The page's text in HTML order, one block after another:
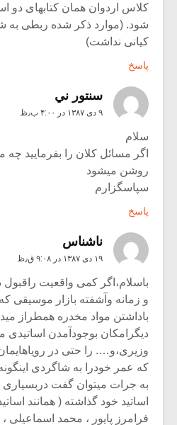
کلاس اردوان همان کتابهای دو
شود. (موارد ذکر شده ربطی به
کیانی نداشت)
پاسخ
سنتور ني
۹ دی ۱۳۸۷ در ۴:۰۰ ب٫ظ
سلام
اگر مسائل کلان را بفرمایید چه
روشن میشود
سپاسگزارم
پاسخ
ناشناس
۱۹ دی ۱۳۸۷ در ۹:۰۸ ق٫ظ
باسلام،اگر کمی واقعیت راقبول
و زمانه وآشفته بازار موسیقی که
باداشتن مواد مخدره همطراز
دیگرامکان بوجودآمدن اساتیدی
وزیری،و…. را حتی در
که عمر خودرا به شاگردی
به جرات میتوان گفت دربسیاری
اساتید خود گذاشته ( همانند
فرامرز پایور ، محمد